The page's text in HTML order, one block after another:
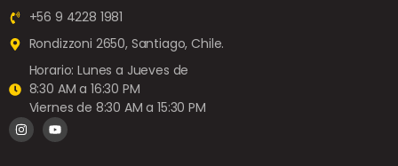
+56 9 4228 1981
Rondizzoni 2650, Santiago, Chile.
Horario: Lunes a Jueves de
8:30 AM a 16:30 PM
Viernes de 8:30 AM a 15:30 PM